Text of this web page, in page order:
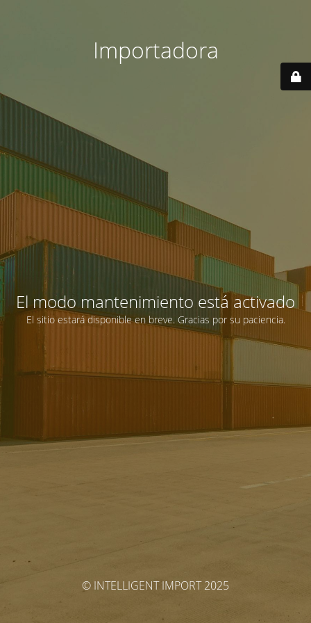
Importadora
El modo mantenimiento está activado
El sitio estará disponible en breve. Gracias por su paciencia.
© INTELLIGENT IMPORT 2025